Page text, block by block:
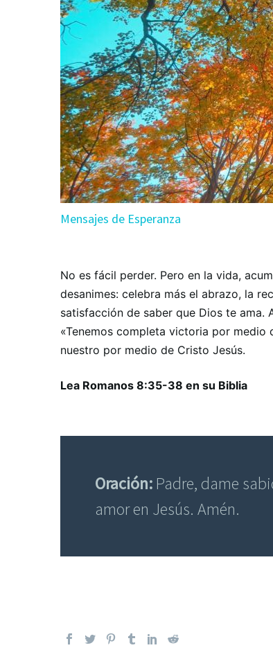
Mensajes de Esperanza
No es fácil perder. Pero en la vida,
desanimes: celebra más el abrazo, la
satisfacción de saber que Dios te ama.
«Tenemos completa victoria por medio
nuestro por medio de Cristo Jesús.
Lea Romanos 8:35-38 en su Biblia
Oración: Padre, dame
amor en Jesús. Amén.